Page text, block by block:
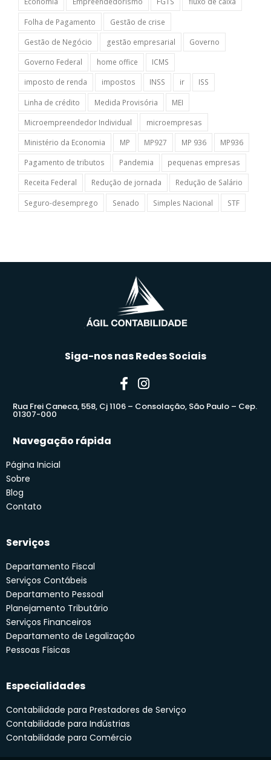
Folha de Pagamento
Gestão de crise
Gestão de Negócio
gestão empresarial
Governo
Governo Federal
home office
ICMS
imposto de renda
impostos INSS ir
ISS
Linha de crédito
Medida Provisória
MEI
Microempreendedor Individual
microempresas
Ministério da Economia
MP MP927 MP 936
MP936
Pagamento de tributos
Pandemia
pequenas empresas
Receita Federal
Redução de jornada
Redução de Salário
Seguro-desemprego
Senado Simples Nacional STF
Siga-nos nas Redes Sociais
Rua Frei Caneca, 558, Cj 1106 – Consolação, São Paulo – Cep.
01307-000
Navegação rápida
Página Inicial
Sobre
Blog
Contato
Serviços
Departamento Fiscal
Serviços Contábeis
Departamento Pessoal
Planejamento Tributário
Serviços Financeiros
Departamento de Legalização
Pessoas Físicas
Especialidades
Contabilidade para Prestadores de Serviço
Contabilidade para Indústrias
Contabilidade para Comércio